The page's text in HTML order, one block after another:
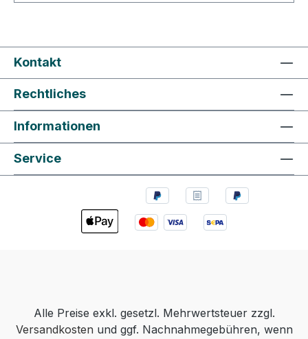
Untergrundes. Sie sollten etwa 2-3 Stunden
die Farbe vor der ersten Handwäsche 72
Kontakt
Rechtliches
Informationen
Service
Alle Preise exkl. gesetzl. Mehrwertsteuer zzgl.
Versandkosten und ggf. Nachnahmegebühren, wenn